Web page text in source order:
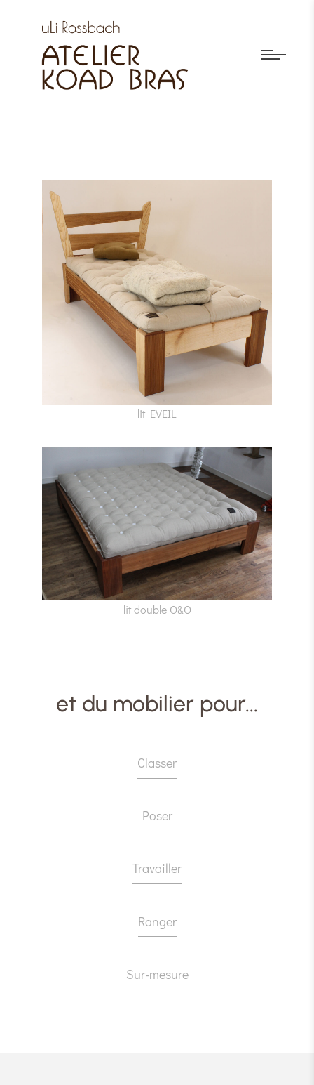
lit EVEIL
lit double O&O
et du mobilier pour...
Classer
Poser
Travailler
Ranger
Sur-mesure